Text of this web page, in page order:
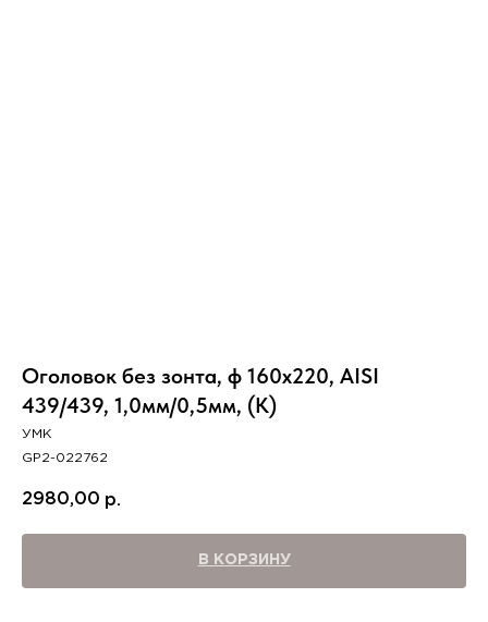
Оголовок без зонта, ф 160х220, AISI
439/439, 1,0мм/0,5мм, (К)
УМК
GP2-022762
2980,00 р.
В КОРЗИНУ